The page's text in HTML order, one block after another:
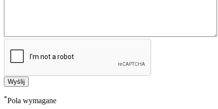
*Pola wymagane